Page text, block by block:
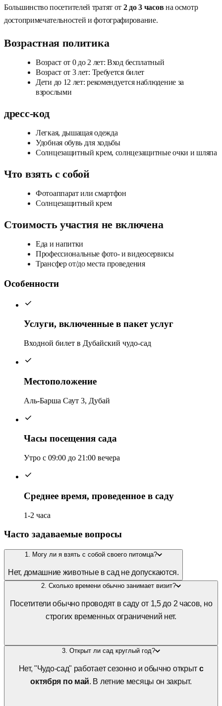
Большинство посетителей тратят от 2 до 3 часов на осмотр
достопримечательностей и фотографирование.
Возрастная политика
Возраст от 0 до 2 лет: Вход бесплатный
Возраст от 3 лет: Требуется билет
Дети до 12 лет: рекомендуется наблюдение за
взрослыми
дресс-код
Легкая, дышащая одежда
Удобная обувь для ходьбы
Солнцезащитный крем, солнцезащитные очки и шляпа
Что взять с собой
Фотоаппарат или смартфон
Солнцезащитный крем
Стоимость участия не включена
Еда и напитки
Профессиональные фото- и видеосервисы
Трансфер от/до места проведения
Особенности
Услуги, включенные в пакет услуг
Входной билет в Дубайский чудо-сад
Местоположение
Аль-Барша Саут 3, Дубай
Часы посещения сада
Утро с 09:00 до 21:00 вечера
Среднее время, проведенное в саду
1-2 часа
Часто задаваемые вопросы
1. Могу ли я взять с собой своего питомца?
Нет, домашние животные в сад не допускаются.
2. Сколько времени обычно занимает визит?
Посетители обычно проводят в саду от 1,5 до 2 часов, но
строгих временных ограничений нет.
3. Открыт ли сад круглый год?
Нет, "Чудо-сад" работает сезонно и обычно открыт с
октября по май. В летние месяцы он закрыт.